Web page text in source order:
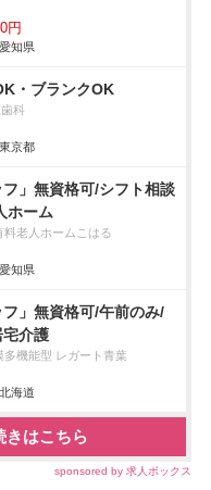
円
知県
・ブランクOK
科
京都
フ」無資格可/シフト相談
ホーム
老人ホームこはる
知県
フ」無資格可/午前のみ/
介護
多機能型 レガート青葉
海道
きはこちら
sponsored by 求人ボックス